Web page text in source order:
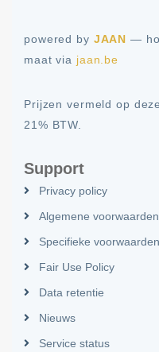
powered by JAAN —
maat via jaan.be
Prijzen vermeld op
21% BTW.
Support
Privacy policy
Algemene voorwaarden
Specifieke voorwaarden
Fair Use Policy
Data retentie
Nieuws
Service status